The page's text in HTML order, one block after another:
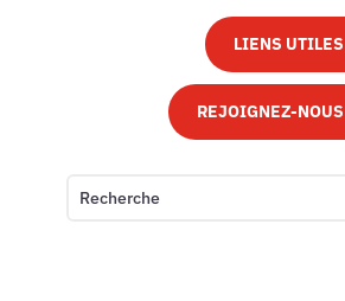
LIENS UTILES
REJOIGNEZ-NOUS